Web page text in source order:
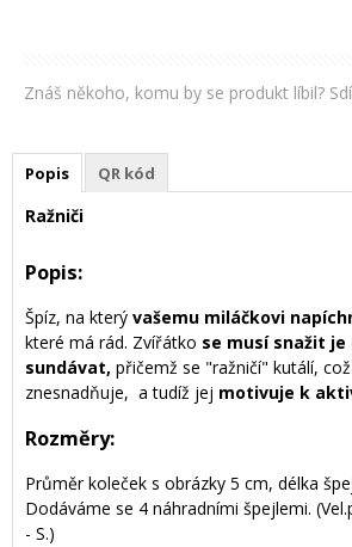
Znáš někoho, komu by se produkt líbil?
Popis QR kód
Ražniči
Popis:
Špíz, na který vašemu miláčkovi
které má rád. Zvířátko se musí snažit
sundávat, přičemž se "ražničí" kutálí,
znesnadňuje, a tudíž jej motivuje k
Rozměry:
Průměr koleček s obrázky 5 cm, délka
Dodáváme se 4 náhradními špejlemi.
- S.)